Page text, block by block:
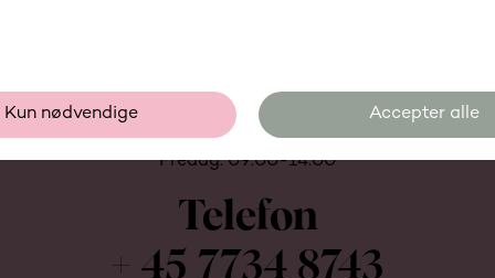
Kontakt os på telefon
Mandag-torsdag: 09:00-15:45
Fredag: 09:00-14:00
Telefon
+ 45 7734 8743